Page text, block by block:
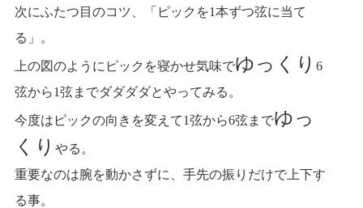
次にふたつ目のコツ、「ピックを1本ずつ弦に当て
る」。
上の図のようにピックを寝かせ気味でゆっくり 6
弦から1弦までダダダダとやってみる。
今度はピックの向きを変えて1弦から6弦までゆっ
くり やる。
重要なのは腕を動かさずに、手先の振りだけで上下す
る事。